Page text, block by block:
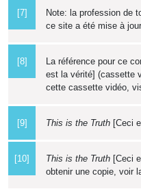
[7]
Note: la profession de
ce site a été mise à
[8] La référence pour ce
est la vérité] (cassette
cette cassette vidéo,
[9] This is the Truth [Ceci
[10] This is the Truth [Ceci
obtenir une copie, voir